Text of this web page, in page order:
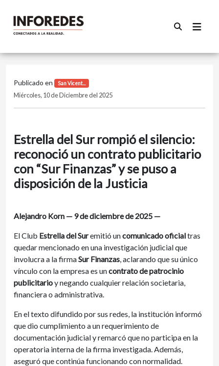
Publicado en San Vicent...
Miércoles, 10 de Diciembre del 2025
Estrella del Sur rompió el silencio:
reconoció un contrato publicitario
con “Sur Finanzas” y se puso a
disposición de la Justicia
Alejandro Korn — 9 de diciembre de 2025 —
El Club Estrella del Suremitió uncomunicado oficialtras
quedar mencionado en una investigación judicial que
involucra a la firmaSur Finanzas, aclarando que su único
vínculo con la empresa es uncontrato de patrocinio
publicitarioy negando cualquier relación societaria,
financiera o administrativa.
En el texto difundido por sus redes, la institución informó
que dio cumplimiento a un requerimiento de
documentación judicial y remarcó que no participa en la
operatoria interna de la firma investigada. Además,
aseguró que continúa funcionando con normalidad.